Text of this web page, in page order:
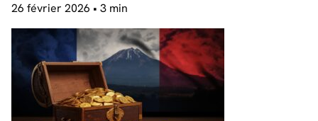
26 février 2026 • 3 min